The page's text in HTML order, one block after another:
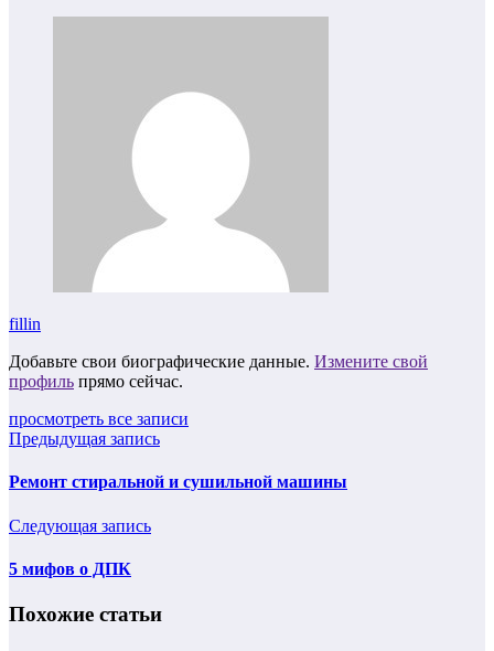
fillin
Добавьте свои биографические данные. Измените свой
профиль прямо сейчас.
просмотреть все записи
Предыдущая запись
Ремонт стиральной и сушильной машины
Следующая запись
5 мифов о ДПК
Похожие статьи